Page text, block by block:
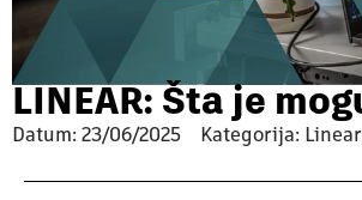
LINEAR: Šta je
Datum: 23/06/2025 Kategorija: